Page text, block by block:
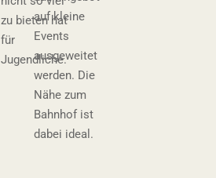
auf kleine
Events
ausgeweitet
werden. Die
Nähe zum
Bahnhof ist
dabei ideal.
zu bieten hat
für
Jugendliche.